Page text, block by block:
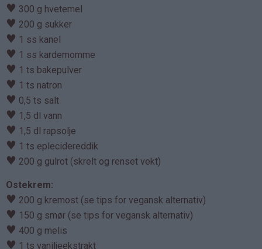
♥ 300 g hvetemel
♥ 200 g sukker
♥ 1 ss kanel
♥ 1 ss kardemomme
♥ 1 ts bakepulver
♥ 1 ts natron
♥ 0,5 ts salt
♥ 1,5 dl vann
♥ 1,5 dl rapsolje
♥ 1 ts eplecidereddik
♥ 200 g gulrot (skrelt og renset vekt)
Ostekrem:
♥ 200 g kremost (se tips for vegansk alternativ)
♥ 150 g smør (se tips for vegansk alternativ)
♥ 400 g melis
♥ 1 ts vaniljeekstrakt